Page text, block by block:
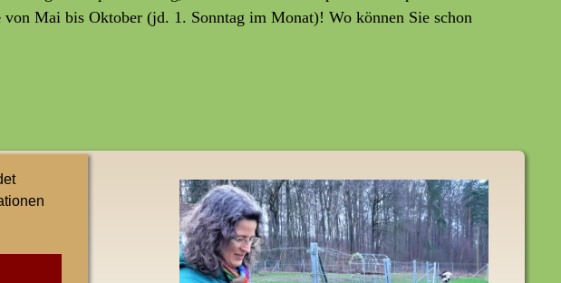
von Mai bis Oktober (jd. 1. Sonntag im Monat)! Wo können Sie schon